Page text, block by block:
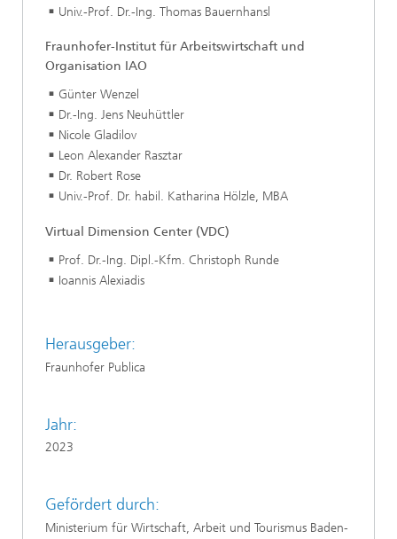
Univ.-Prof. Dr.-Ing. Thomas Bauernhansl
Fraunhofer-Institut für Arbeitswirtschaft und
Organisation IAO
Günter Wenzel
Dr.-Ing. Jens Neuhüttler
Nicole Gladilov
Leon Alexander Rasztar
Dr. Robert Rose
Univ.-Prof. Dr. habil. Katharina Hölzle, MBA
Virtual Dimension Center (VDC)
Prof. Dr.-Ing. Dipl.-Kfm. Christoph Runde
Ioannis Alexiadis
Herausgeber:
Fraunhofer Publica
Jahr:
2023
Gefördert durch:
Ministerium für Wirtschaft, Arbeit und Tourismus Baden-